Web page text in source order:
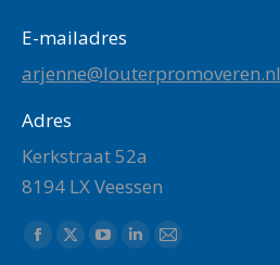
E-mailadres
arjenne@louterpromoveren.nl
Adres
Kerkstraat 52a
8194 LX Veessen
Vind ons op:
Facebook
X
YouTube
Linkedin
Mail